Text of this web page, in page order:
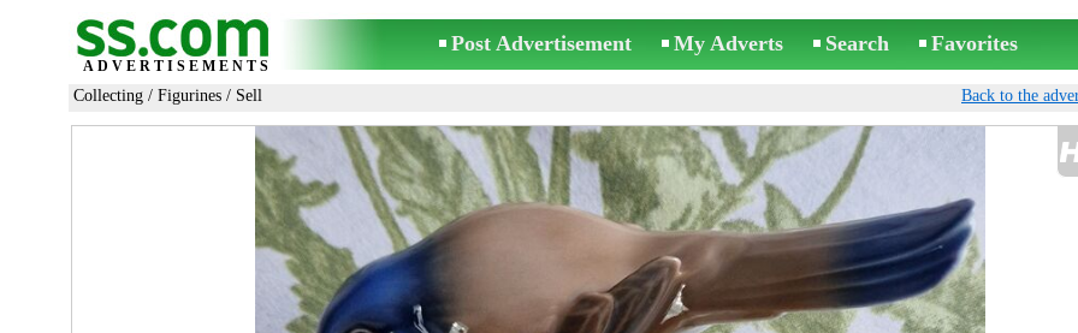
ADVERTISEMENTS
Post Advertisement My Adverts Search Favorites
Collecting / Figurines / Sell Back to the